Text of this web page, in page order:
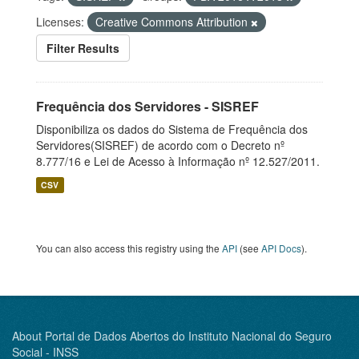
Licenses:
Creative Commons Attribution
Filter Results
Frequência dos Servidores - SISREF
Disponibiliza os dados do Sistema de Frequência dos
Servidores(SISREF) de acordo com o Decreto nº
8.777/16 e Lei de Acesso à Informação nº 12.527/2011.
CSV
You can also access this registry using the API (see API Docs).
About Portal de Dados Abertos do Instituto Nacional do Seguro
Social - INSS